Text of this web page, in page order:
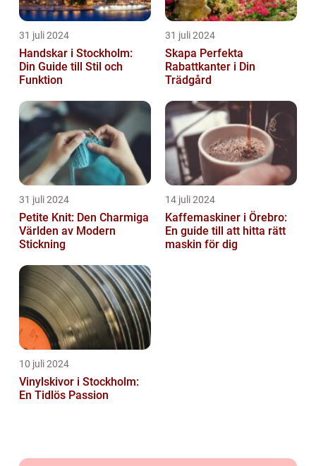
31 juli 2024
Handskar i Stockholm:
Din Guide till Stil och
Funktion
31 juli 2024
Skapa Perfekta
Rabattkanter i Din
Trädgård
31 juli 2024
Petite Knit: Den Charmiga
Världen av Modern
Stickning
14 juli 2024
Kaffemaskiner i Örebro:
En guide till att hitta rätt
maskin för dig
10 juli 2024
Vinylskivor i Stockholm:
En Tidlös Passion